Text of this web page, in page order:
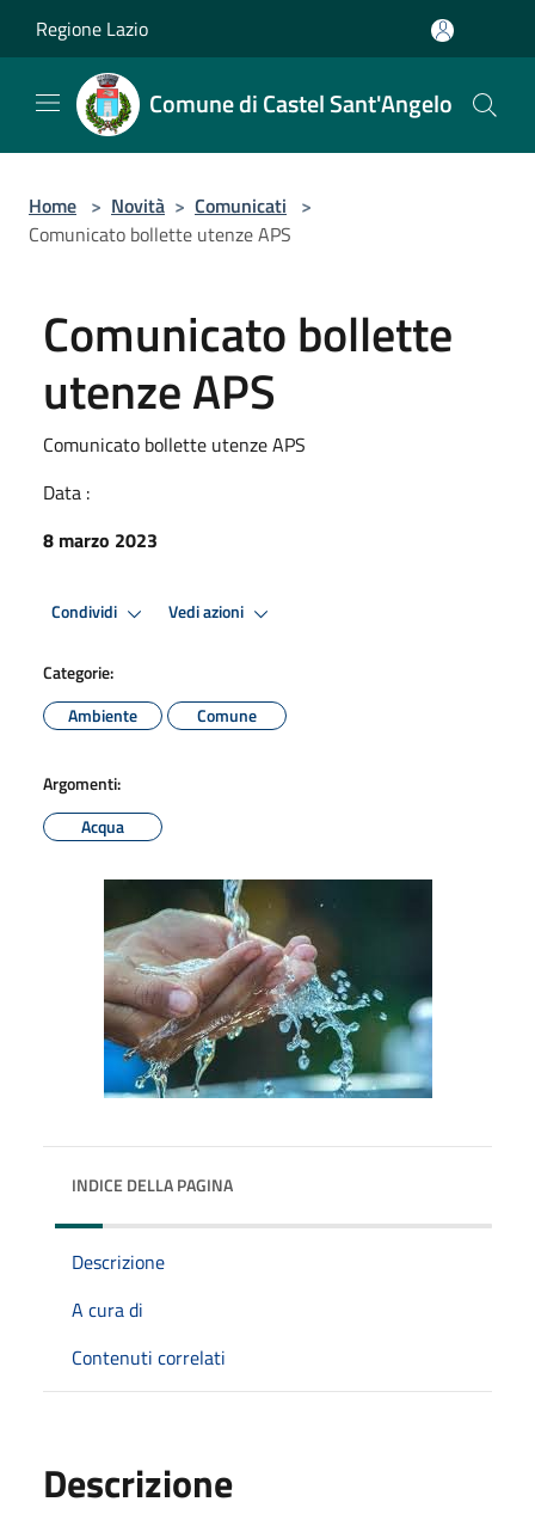
Regione Lazio
Comune di Castel Sant'Angelo
Home > Novità > Comunicati >
Comunicato bollette utenze APS
Comunicato bollette
utenze APS
Comunicato bollette utenze APS
Data :
8 marzo 2023
Condividi Vedi azioni
Categorie:
Ambiente
Comune
Argomenti:
Acqua
INDICE DELLA PAGINA
Descrizione
A cura di
Contenuti correlati
Descrizione